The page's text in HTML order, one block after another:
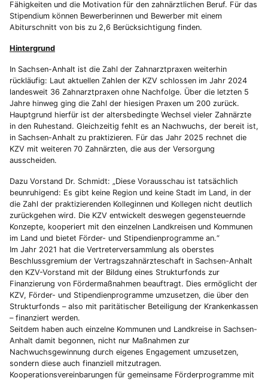
Fähigkeiten und die Motivation für den zahnärztlichen Beruf. Für das
Stipendium können Bewerberinnen und Bewerber mit einem
Abiturschnitt von bis zu 2,6 Berücksichtigung finden.
Hintergrund
In Sachsen-Anhalt ist die Zahl der Zahnarztpraxen weiterhin
rückläufig: Laut aktuellen Zahlen der KZV schlossen im Jahr 2024
landesweit 36 Zahnarztpraxen ohne Nachfolge. Über die letzten 5
Jahre hinweg ging die Zahl der hiesigen Praxen um 200 zurück.
Hauptgrund hierfür ist der altersbedingte Wechsel vieler Zahnärzte
in den Ruhestand. Gleichzeitig fehlt es an Nachwuchs, der bereit ist,
in Sachsen-Anhalt zu praktizieren. Für das Jahr 2025 rechnet die
KZV mit weiteren 70 Zahnärzten, die aus der Versorgung
ausscheiden.
Dazu Vorstand Dr. Schmidt: „Diese Vorausschau ist tatsächlich
beunruhigend: Es gibt keine Region und keine Stadt im Land, in der
die Zahl der praktizierenden Kolleginnen und Kollegen nicht deutlich
zurückgehen wird. Die KZV entwickelt deswegen gegensteuernde
Konzepte, kooperiert mit den einzelnen Landkreisen und Kommunen
im Land und bietet Förder- und Stipendienprogramme an.“
Im Jahr 2021 hat die Vertreterversammlung als oberstes
Beschlussgremium der Vertragszahnärzteschaft in Sachsen-Anhalt
den KZV-Vorstand mit der Bildung eines Strukturfonds zur
Finanzierung von Fördermaßnahmen beauftragt. Dies ermöglicht der
KZV, Förder- und Stipendienprogramme umzusetzen, die über den
Strukturfonds – also mit paritätischer Beteiligung der Krankenkassen
– finanziert werden.
Seitdem haben auch einzelne Kommunen und Landkreise in Sachsen-
Anhalt damit begonnen, nicht nur Maßnahmen zur
Nachwuchsgewinnung durch eigenes Engagement umzusetzen,
sondern diese auch finanziell mitzutragen.
Kooperationsvereinbarungen für gemeinsame Förderprogramme mit